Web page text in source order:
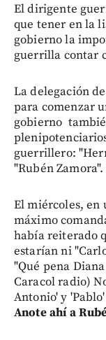
El dirigente
que tener en la
gobierno la
guerrilla contar
La delegación
para comenzar
gobierno
guerrillero:
"Rubén Zamora".
El miércoles, en
máximo
había reiterado
estarían ni
"Qué pena
Caracol radio)
Antonio' y
Anote ahí a